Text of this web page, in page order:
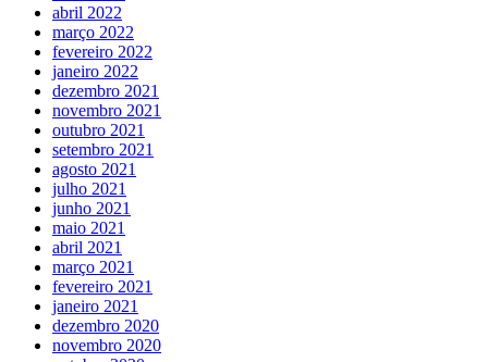
abril 2022
março 2022
fevereiro 2022
janeiro 2022
dezembro 2021
novembro 2021
outubro 2021
setembro 2021
agosto 2021
julho 2021
junho 2021
maio 2021
abril 2021
março 2021
fevereiro 2021
janeiro 2021
dezembro 2020
novembro 2020